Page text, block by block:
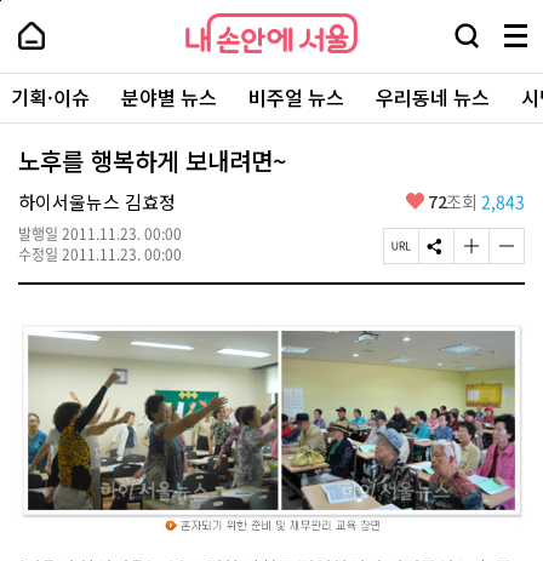
본
로
가
기
내
손
안
에
서
울
-
서
울
시
대
표
소
털
내
손
에
서
울
검
창
열
기
메
뉴
전
체
보
주
요
서
기획·이슈 분야별 뉴스 비주얼 뉴스 우리동네 뉴스
노후를 행복하게 보내려면~
하이서울뉴스 김효정
발행일 2011.11.23. 00:00
수정일 2011.11.23. 00:00
좋
요
72조회 2,843
페
이
R
L
복
사
S
N
유
하
기
글
자
크
게
변
경
하
기
글
자
작
게
변
경
하
기
페
상
단
으
로